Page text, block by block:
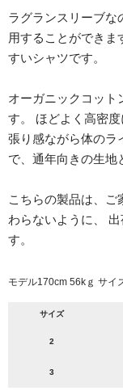
ラグランスリーブな
用することができ
すいシャツです。
オーガニックコット
す。 ほどよく高密
張り感ながら体のラ
で、通年向きの生地
こちらの製品は、
わらないように、
す。
モデル170cm 56kｇ サイ
サイズ
2
3